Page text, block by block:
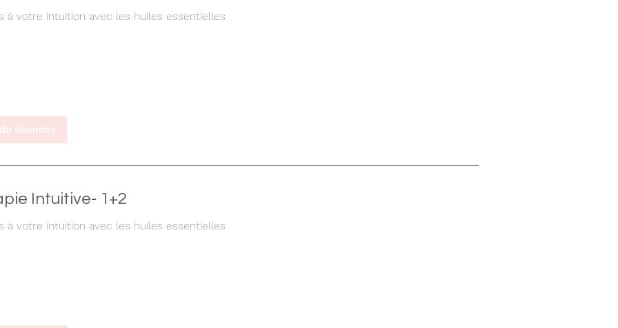
à votre intuition avec les huiles essentielles
séances
Intuitive- 1+2
à votre intuition avec les huiles essentielles